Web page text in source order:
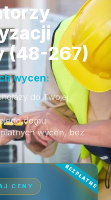
(48-267)
wycen:
do Twojej
domu
wycen, bez
CENY